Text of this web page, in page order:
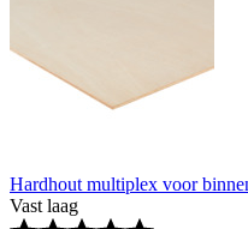
Hardhout multiplex voor
Vast laag